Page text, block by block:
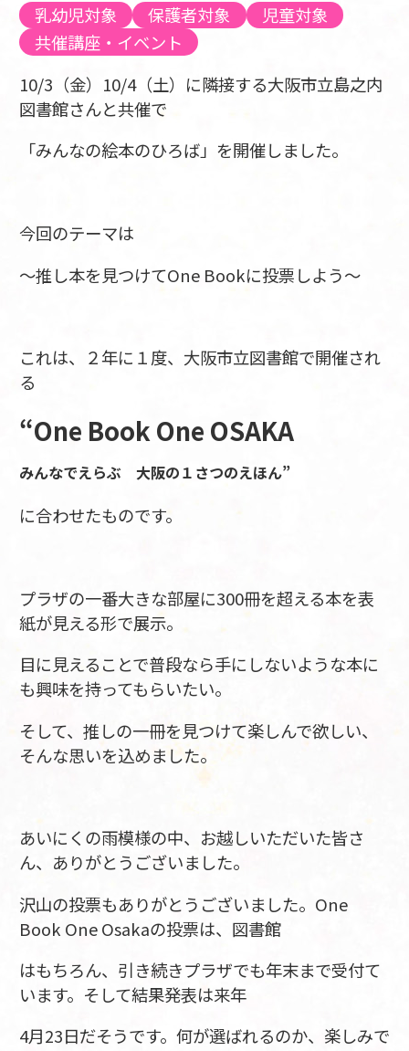
乳幼児対象 保護者対象
児童対象
共催講座・イベント
10/3（金）10/4（土）に隣接する大阪市立島之内
図書館さんと共催で
「みんなの絵本のひろば」を開催しました。
今回のテーマは
～推し本を見つけてOne Bookに投票しよう～
これは、２年に１度、大阪市立図書館で開催され
る
“One Book One OSAKA
みんなでえらぶ 大阪の１さつのえほん”
に合わせたものです。
プラザの一番大きな部屋に300冊を超える本を表
紙が見える形で展示。
目に見えることで普段なら手にしないような本に
も興味を持ってもらいたい。
そして、推しの一冊を見つけて楽しんで欲しい、
そんな思いを込めました。
あいにくの雨模様の中、お越しいただいた皆さ
ん、ありがとうございました。
沢山の投票もありがとうございました。One
Book One Osakaの投票は、図書館
はもちろん、引き続きプラザでも年末まで受付て
います。そして結果発表は来年
4月23日だそうです。何が選ばれるのか、楽しみで